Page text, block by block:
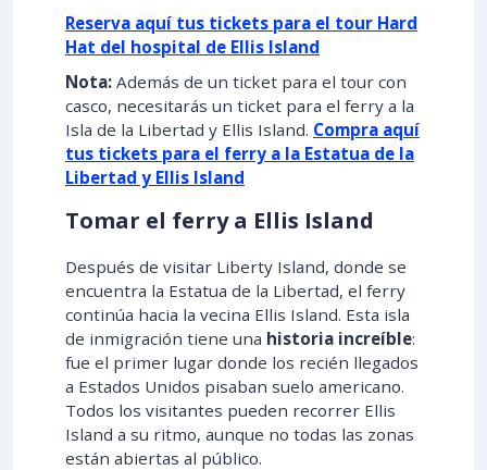
Reserva aquí tus tickets para el tour Hard
Hat del hospital de Ellis Island
Nota: Además de un ticket para el tour con
casco, necesitarás un ticket para el ferry a la
Isla de la Libertad y Ellis Island. Compra aquí
tus tickets para el ferry a la Estatua de la
Libertad y Ellis Island
Tomar el ferry a Ellis Island
Después de visitar Liberty Island, donde se
encuentra la Estatua de la Libertad, el ferry
continúa hacia la vecina Ellis Island. Esta isla
de inmigración tiene una historia increíble:
fue el primer lugar donde los recién llegados
a Estados Unidos pisaban suelo americano.
Todos los visitantes pueden recorrer Ellis
Island a su ritmo, aunque no todas las zonas
están abiertas al público.